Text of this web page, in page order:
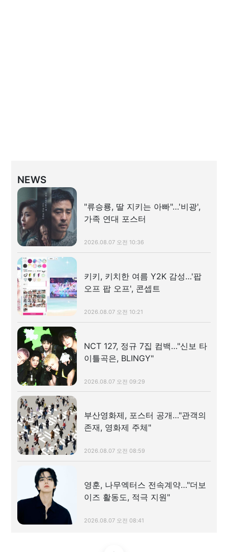
NEWS
"류승룡, 딸 지키는 아빠"…'비광',
가족 연대 포스터
2026.08.07 오전 10:36
키키, 키치한 여름 Y2K 감성…'팝
오프 팝 오프', 콘셉트
2026.08.07 오전 10:21
NCT 127, 정규 7집 컴백…"신보 타
이틀곡은, BLINGY"
2026.08.07 오전 09:29
부산영화제, 포스터 공개…"관객의
존재, 영화제 주체"
2026.08.07 오전 08:59
영훈, 나무엑터스 전속계약…"더보
이즈 활동도, 적극 지원"
2026.08.07 오전 08:41